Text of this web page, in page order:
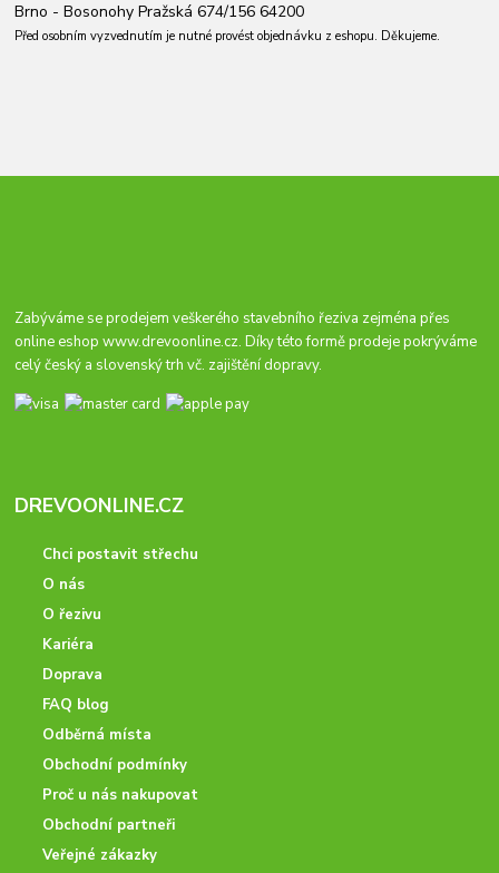
Brno - Bosonohy Pražská 674/156 64200
Před osobním vyzvednutím je nutné provést objednávku z eshopu. Děkujeme.
Zabýváme se prodejem veškerého stavebního řeziva zejména přes
online eshopwww.drevoonline.cz. Díky této formě prodeje pokrýváme
celý český a slovenský trh vč. zajištění dopravy.
DREVOONLINE.CZ
Chci postavit střechu
O nás
O řezivu
Kariéra
Doprava
FAQ blog
Odběrná místa
Obchodní podmínky
Proč u nás nakupovat
Obchodní partneři
Veřejné zákazky